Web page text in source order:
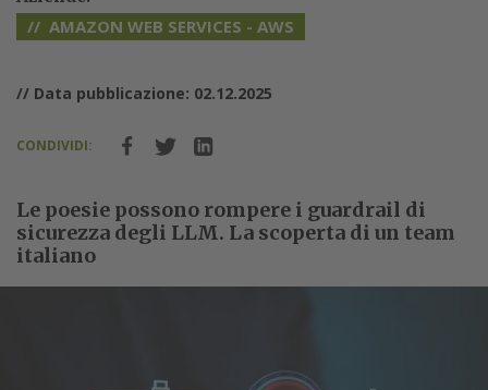
AMAZON WEB SERVICES - AWS
// Data pubblicazione: 02.12.2025
CONDIVIDI:
Le poesie possono rompere i guardrail di
sicurezza degli LLM. La scoperta di un team
italiano